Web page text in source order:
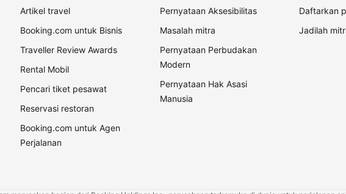
Artikel travel
Booking.com untuk Bisnis
Traveller Review Awards
Rental Mobil
Pencari tiket pesawat
Reservasi restoran
Booking.com untuk Agen
Perjalanan
Pernyataan Aksesibilitas
Masalah mitra
Pernyataan Perbudakan
Modern
Pernyataan Hak Asasi
Manusia
Daftarkan
Jadilah